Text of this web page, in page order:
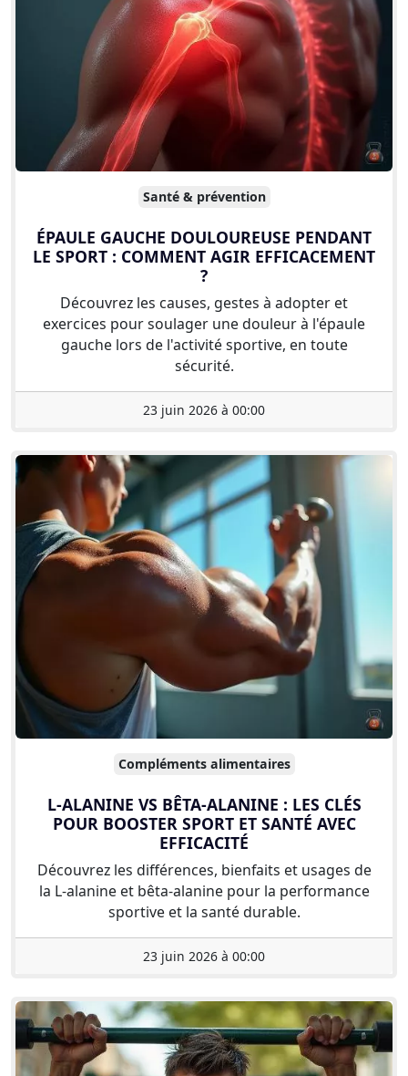
Santé & prévention
ÉPAULE GAUCHE DOULOUREUSE PENDANT
LE SPORT : COMMENT AGIR EFFICACEMENT
?
Découvrez les causes, gestes à adopter et
exercices pour soulager une douleur à l'épaule
gauche lors de l'activité sportive, en toute
sécurité.
23 juin 2026 à 00:00
Compléments alimentaires
L-ALANINE VS BÊTA-ALANINE : LES CLÉS
POUR BOOSTER SPORT ET SANTÉ AVEC
EFFICACITÉ
Découvrez les différences, bienfaits et usages de
la L-alanine et bêta-alanine pour la performance
sportive et la santé durable.
23 juin 2026 à 00:00